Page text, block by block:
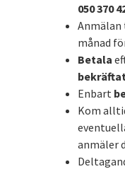
050 370
Anmälan
månad
Betala
bekräftat
Enbart
Kom
anmäler